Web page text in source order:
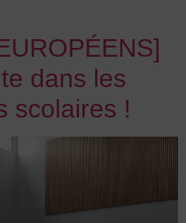
dans les
scolaires !